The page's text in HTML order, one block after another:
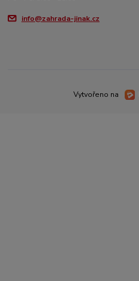
info@zahrada-jinak.cz
Vytvořeno na